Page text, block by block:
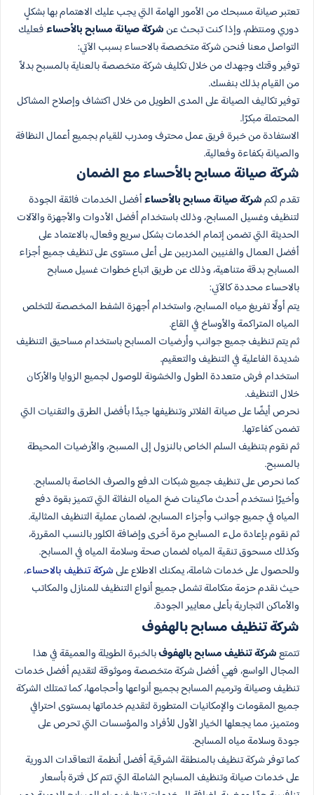
تعتبر صيانة مسبحك من الأمور الهامة التي يجب عليك الاهتمام بها بشكلٍ
دوري ومنتظم، وإذا كنت تبحث عنشركة صيانة مسابح بالأحساءفعليك
التواصل معنا فنحن شركة متخصصة بالاحساء بسبب الآتي:
توفير وقتك وجهدك من خلال تكليف شركة متخصصة بالعناية بالمسبح بدلاً
من القيام بذلك بنفسك.
توفير تكاليف الصيانة على المدى الطويل من خلال اكتشاف وإصلاح المشاكل
المحتملة مبكرًا.
الاستفادة من خبرة فريق عمل محترف ومدرب للقيام بجميع أعمال النظافة
والصيانة بكفاءة وفعالية.
شركة صيانة مسابح بالأحساء مع الضمان
تقدم لكمشركة صيانة مسابح بالأحساءأفضل الخدمات فائقة الجودة
لتنظيف وغسيل المسابح، وذلك باستخدام أفضل الأدوات والأجهزة والآلات
الحديثة التي تضمن إتمام الخدمات بشكل سريع وفعال، بالاعتماد على
أفضل العمال والفنيين المدربين على أعلى مستوى على تنظيف جميع أجزاء
المسابح بدقة متناهية، وذلك عن طريق اتباع خطوات غسيل مسابح
بالاحساء محددة كالآتي:
يتم أولًا تفريغ مياه المسابح، واستخدام أجهزة الشفط المخصصة للتخلص
المياه المتراكمة والأوساخ في القاع.
ثم يتم تنظيف جميع جوانب وأرضيات المسابح باستخدام مساحيق التنظيف
شديدة الفاعلية في التنظيف والتعقيم.
استخدام فرش متعددة الطول والخشونة للوصول لجميع الزوايا والأركان
خلال التنظيف.
نحرص أيضًا على صيانة الفلاتر وتنظيفها جيدًا بأفضل الطرق والتقنيات التي
تضمن كفاءتها.
ثم نقوم بتنظيف السلم الخاص بالنزول إلى المسبح، والأرضيات المحيطة
بالمسبح.
كما نحرص على تنظيف جميع شبكات الدفع والصرف الخاصة بالمسابح.
وأخيرًا نستخدم أحدث ماكينات ضخ المياه النفاثة التي تتميز بقوة دفع
المياه في جميع جوانب وأجزاء المسابح، لضمان عملية التنظيف المثالية.
ثم نقوم بإعادة ملء المسابح مرة أخرى وإضافة الكلور بالنسب المقررة،
وكذلك مسحوق تنقية المياه لضمان صحة وسلامة المياه في المسابح.
وللحصول على خدمات شاملة، يمكنك الاطلاع علىشركة تنظيف بالاحساء،
حيث نقدم حزمة متكاملة تشمل جميع أنواع التنظيف للمنازل والمكاتب
والأماكن التجارية بأعلى معايير الجودة.
شركة تنظيف مسابح بالهفوف
تتمتعشركة تنظيف مسابح بالهفوفبالخبرة الطويلة والعميقة في هذا
المجال الواسع، فهي أفضل شركة متخصصة وموثوقة لتقديم أفضل خدمات
تنظيف وصيانة وترميم المسابح بجميع أنواعها وأحجامها، كما تمتلك الشركة
جميع المقومات والإمكانيات المتطورة لتقديم خدماتها بمستوى احترافي
ومتميز، مما يجعلها الخيار الأول للأفراد والمؤسسات التي تحرص على
جودة وسلامة مياه المسابح.
كما توفر شركة تنظيف بالمنطقة الشرقية أفضل أنظمة التعاقدات الدورية
على خدمات صيانة وتنظيف المسابح الشاملة التي تتم كل فترة بأسعار